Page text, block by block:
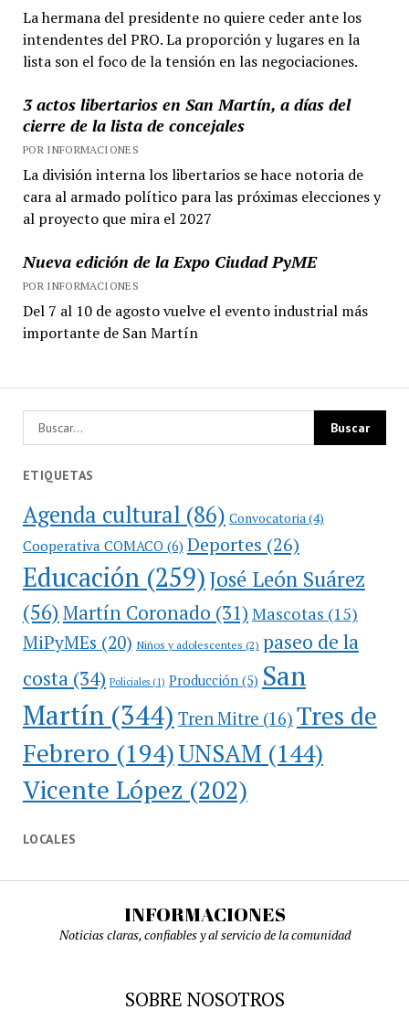
La hermana del presidente no quiere ceder ante los
intendentes del PRO. La proporción y lugares en la
lista son el foco de la tensión en las negociaciones.
3 actos libertarios en San Martín, a días del
cierre de la lista de concejales
POR INFORMACIONES
La división interna los libertarios se hace notoria de
cara al armado político para las próximas elecciones y
al proyecto que mira el 2027
Nueva edición de la Expo Ciudad PyME
POR INFORMACIONES
Del 7 al 10 de agosto vuelve el evento industrial más
importante de San Martín
ETIQUETAS
Agenda cultural (86) Convocatoria (4)
Cooperativa COMACO(6) Deportes (26)
Educación(259)José León Suárez
(56)Martín Coronado (31) Mascotas (15)
MiPyMEs (20) Niños y adolescentes (2) paseo de la
costa(34) Policiales(1) Producción(5) San
Martín(344) Tren Mitre (16) Tres de
Febrero (194)UNSAM (144)
Vicente López (202)
LOCALES
INFORMACIONES
Noticias claras, confiables y al servicio de la comunidad
SOBRE NOSOTROS